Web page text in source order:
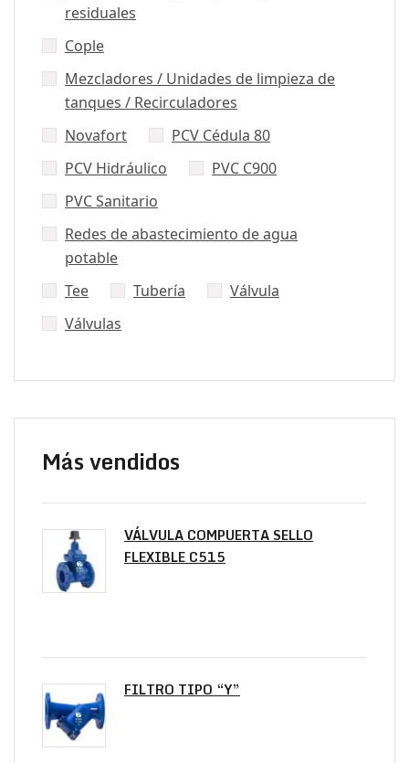
residuales
Cople
Mezcladores / Unidades de limpieza de
tanques / Recirculadores
Novafort
PCV Cédula 80
PCV Hidráulico
PVC C900
PVC Sanitario
Redes de abastecimiento de agua
potable
Tee
Tubería
Válvula
Válvulas
Más vendidos
VÁLVULA COMPUERTA SELLO
FLEXIBLE C515
FILTRO TIPO “Y”